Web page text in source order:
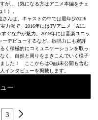
が…（気になる方はアニメ本編をチェ
）。
んは、キャストの中では最年少の26
力派で、2016年にはTVアニメ「ALL
ぐな声が魅力。2019年には音楽ユニッ
ーデビューするなど、歌唱力にも定評
く積極的にコミュニケーションを取っ
く、自然と周りをまきこんでいく様子
した！ ここからはOggi未公開も含む
インタビューを掲載します。
ー
3